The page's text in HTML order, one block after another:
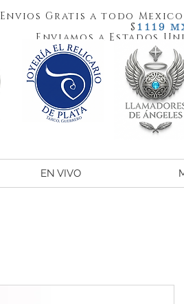
Envios Gratis a todo
$ 1119
Enviamos a Estados
EN VIVO